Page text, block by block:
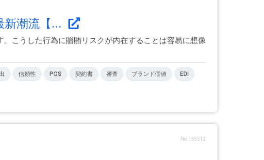
潮流【...
こうした行為に贈賄リスクが内在することは容易に想像
信頼性 POS 契約書 審査 ブランド価値 EDI
No.155212